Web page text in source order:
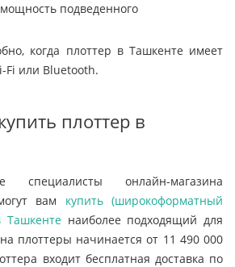
подведенного
когда плоттер в Ташкенте имеет
Fi или Bluetooth.
плоттер в
специалисты онлайн-магазина
вам купить (широкоформатный
Ташкенте наиболее подходящий для
плоттеры начинается от 11 490 000
входит бесплатная доставка по